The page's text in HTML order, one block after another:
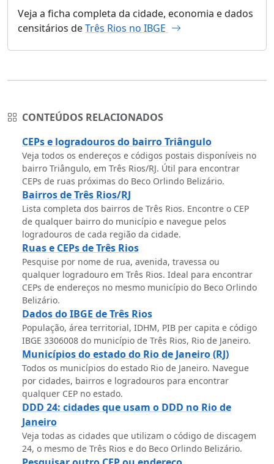
Veja a ficha completa da cidade, economia e dados
censitários deTrês Rios no IBGE
CONTEÚDOS RELACIONADOS
CEPs e logradouros do bairro Triângulo
Veja todos os endereços e códigos postais disponíveis no
bairro Triângulo, em Três Rios/RJ. Útil para encontrar
CEPs de ruas próximas do Beco Orlindo Belizário.
Bairros de Três Rios/RJ
Lista completa dos bairros de Três Rios. Encontre o CEP
de qualquer bairro do município e navegue pelos
logradouros de cada região da cidade.
Ruas e CEPs de Três Rios
Pesquise por nome de rua, avenida, travessa ou
qualquer logradouro em Três Rios. Ideal para encontrar
CEPs de endereços no mesmo município do Beco Orlindo
Belizário.
Dados do IBGE de Três Rios
População, área territorial, IDHM, PIB per capita e código
IBGE 3306008 do município de Três Rios, Rio de Janeiro.
Municípios do estado do Rio de Janeiro (RJ)
Todos os municípios do estado Rio de Janeiro. Navegue
por cidades, bairros e logradouros para encontrar
qualquer CEP no estado.
DDD 24: cidades que usam o DDD no Rio de
Janeiro
Veja todas as cidades que utilizam o código de discagem
24, o mesmo de Três Rios e do Beco Orlindo Belizário.